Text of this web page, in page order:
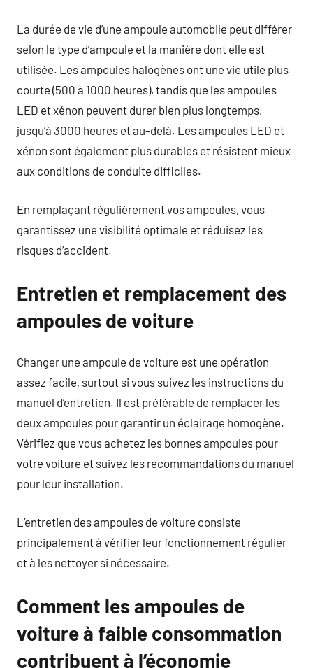
La durée de vie d’une ampoule automobile peut différer
selon le type d’ampoule et la manière dont elle est
utilisée. Les ampoules halogènes ont une vie utile plus
courte (500 à 1000 heures), tandis que les ampoules
LED et xénon peuvent durer bien plus longtemps,
jusqu’à 3000 heures et au-delà. Les ampoules LED et
xénon sont également plus durables et résistent mieux
aux conditions de conduite difficiles.
En remplaçant régulièrement vos ampoules, vous
garantissez une visibilité optimale et réduisez les
risques d’accident.
Entretien et remplacement des
ampoules de voiture
Changer une ampoule de voiture est une opération
assez facile, surtout si vous suivez les instructions du
manuel d’entretien. Il est préférable de remplacer les
deux ampoules pour garantir un éclairage homogène.
Vérifiez que vous achetez les bonnes ampoules pour
votre voiture et suivez les recommandations du manuel
pour leur installation.
L’entretien des ampoules de voiture consiste
principalement à vérifier leur fonctionnement régulier
et à les nettoyer si nécessaire.
Comment les ampoules de
voiture à faible consommation
contribuent à l’économie